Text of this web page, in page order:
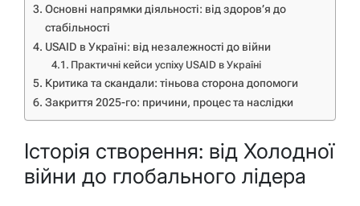
Основні напрямки діяльності: від здоров’я до
стабільності
USAID в Україні: від незалежності до війни
Практичні кейси успіху USAID в Україні
Критика та скандали: тіньова сторона допомоги
Закриття 2025-го: причини, процес та наслідки
Історія створення: від Холодної
війни до глобального лідера